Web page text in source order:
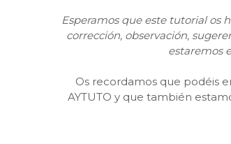
Esperamos que este tutorial os
corrección, observación,
estaremos
Os recordamos que podéis
AYTUTO y que también